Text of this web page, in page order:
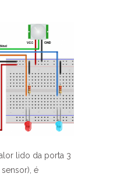
lido da porta 3
é